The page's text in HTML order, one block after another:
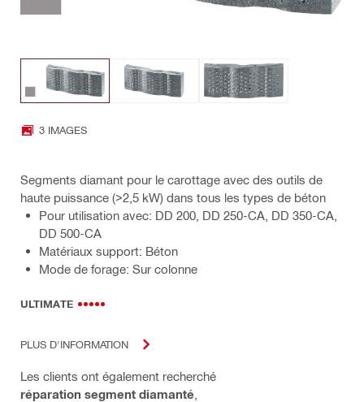
3 IMAGES
Segments diamant pour le carottage avec des outils de
haute puissance (>2,5 kW) dans tous les types de béton
Pour utilisation avec: DD 200, DD 250-CA, DD 350-CA,
DD 500-CA
Matériaux support: Béton
Mode de forage: Sur colonne
ULTIMATE
PLUS D'INFORMATION
Les clients ont également recherché
réparation segment diamanté